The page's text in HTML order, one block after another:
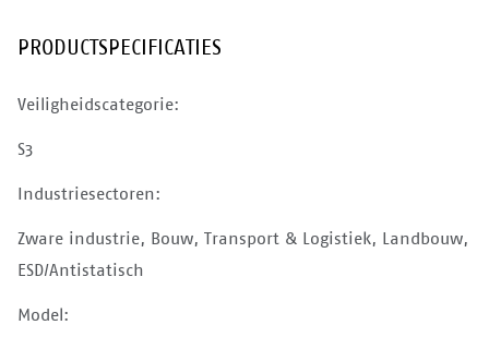
PRODUCTSPECIFICATIES
Veiligheidscategorie:
S3
Industriesectoren:
Zware industrie, Bouw, Transport & Logistiek, Landbouw,
ESD/Antistatisch
Model: